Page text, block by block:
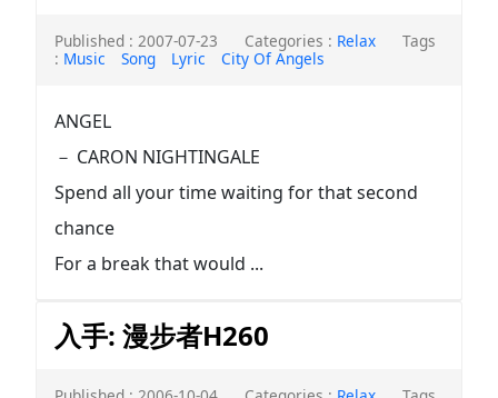
Published : 2007-07-23 Categories : Relax
Tags
: Music Song Lyric City Of Angels
ANGEL
－ CARON NIGHTINGALE
Spend all your time waiting for that second
chance
For a break that would ...
入手: 漫步者H260